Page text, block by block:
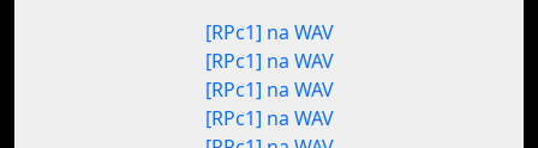
[RPc1] na WAV
[RPc1] na WAV
[RPc1] na WAV
[RPc1] na WAV